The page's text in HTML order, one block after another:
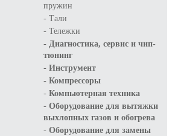
пружин
- Тали
- Тележки
- Диагностика, сервис и чип-
тюнинг
- Инструмент
- Компрессоры
- Компьютерная техника
- Оборудование для вытяжки
выхлопных газов и обогрева
- Оборудование для замены